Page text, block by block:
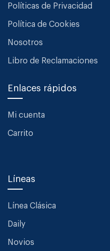
Políticas de Privacidad
Política de Cookies
Nosotros
Libro de Reclamaciones
Enlaces rápidos
Mi cuenta
Carrito
Líneas
Línea Clásica
Daily
Novios